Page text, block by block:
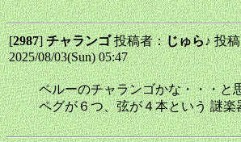
[2987]チャランゴ投稿者：じゅら♪投
2025/08/03(Sun) 05:47
ペルーのチャランゴかな・・・と
ペグが６つ、弦が４本という 謎楽